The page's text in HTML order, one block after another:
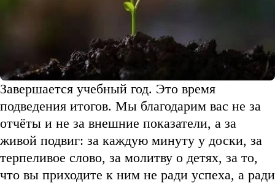
Завершается учебный год. Это время
подведения итогов. Мы благодарим вас не за
отчёты и не за внешние показатели, а за
живой подвиг: за каждую минуту у доски, за
терпеливое слово, за молитву о детях, за то,
что вы приходите к ним не ради успеха, а ради